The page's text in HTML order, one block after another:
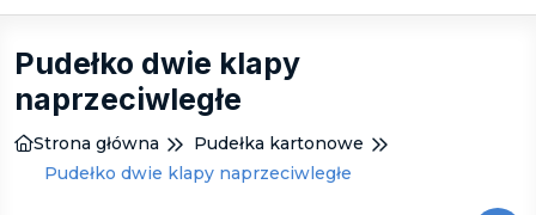
Pudełko dwie klapy
naprzeciwległe
Strona główna
Pudełka kartonowe
Pudełko dwie klapy naprzeciwległe